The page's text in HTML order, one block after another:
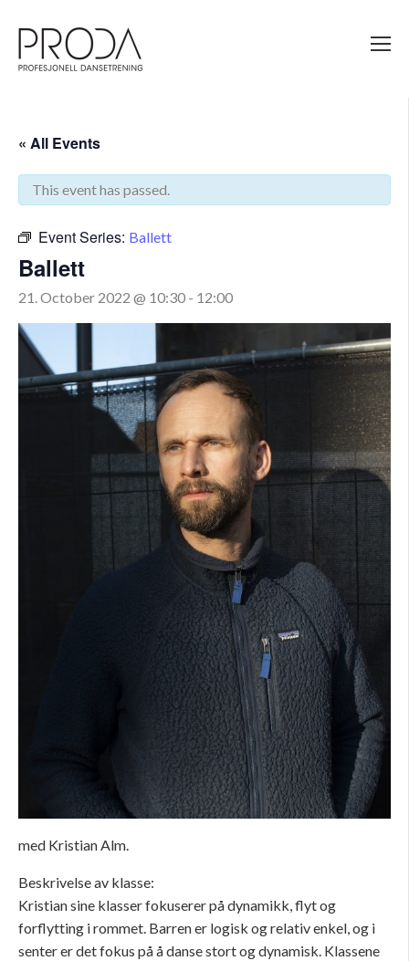
sidens
hovedinnhold
« All Events
This event has passed.
Event Series: Ballett
Ballett
21. October 2022 @ 10:30 - 12:00
med Kristian Alm.
Beskrivelse av klasse:
Kristian sine klasser fokuserer på dynamikk, flyt og
forflytting i rommet. Barren er logisk og relativ enkel, og i
senter er det fokus på å danse stort og dynamisk. Klassene